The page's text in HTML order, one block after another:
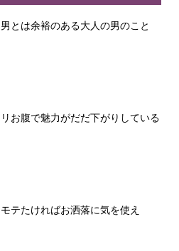
とは余裕のある大人の男のこと
お腹で魅力がだだ下がりしている
テたければお洒落に気を使え